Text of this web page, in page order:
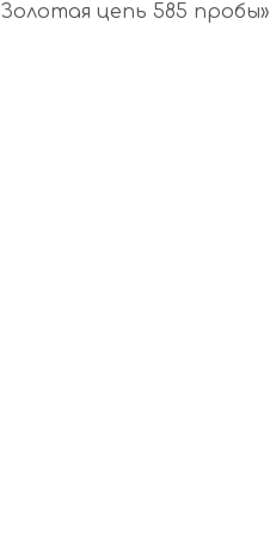
Золотая цепь 585 пробы»